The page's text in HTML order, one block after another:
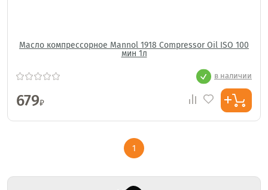
Масло компрессорное Mannol 1918 Compressor Oil ISO 100
мин 1л
в наличии
679₽
1